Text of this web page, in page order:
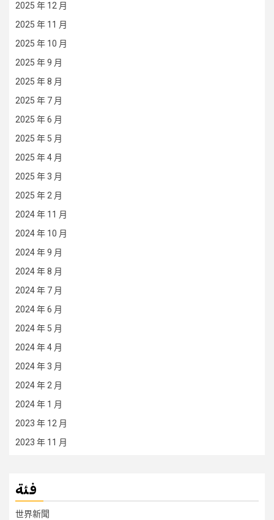
2025 年 12 月
2025 年 11 月
2025 年 10 月
2025 年 9 月
2025 年 8 月
2025 年 7 月
2025 年 6 月
2025 年 5 月
2025 年 4 月
2025 年 3 月
2025 年 2 月
2024 年 11 月
2024 年 10 月
2024 年 9 月
2024 年 8 月
2024 年 7 月
2024 年 6 月
2024 年 5 月
2024 年 4 月
2024 年 3 月
2024 年 2 月
2024 年 1 月
2023 年 12 月
2023 年 11 月
فئة
世界新聞